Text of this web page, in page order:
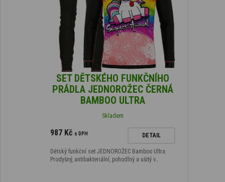
SET DĚTSKÉHO FUNKČNÍHO
PRÁDLA JEDNOROŽEC ČERNÁ
BAMBOO ULTRA
Skladem
987 Kč s DPH DETAIL
Dětský funkční set JEDNOROŽEC Bamboo Ultra.
Prodyšný, antibakteriální, pohodlný a ušitý v…